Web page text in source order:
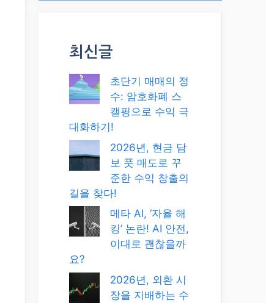
최신글
초단기 매매의 정
수: 암호화폐 스
캘핑으로 수익 극
대화하기!
2026년, 현금 담
보 풋 매도로 꾸
준한 수익 창출의
길을 찾다!
메타 AI, ‘자율 해
킹’ 논란! AI 안전,
이대로 괜찮을까
요?
2026년, 외환 시
장을 지배하는 수